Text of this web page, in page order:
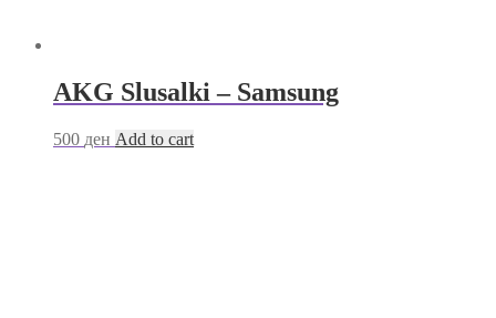
AKG Slusalki – Samsung
500 ден Add to cart